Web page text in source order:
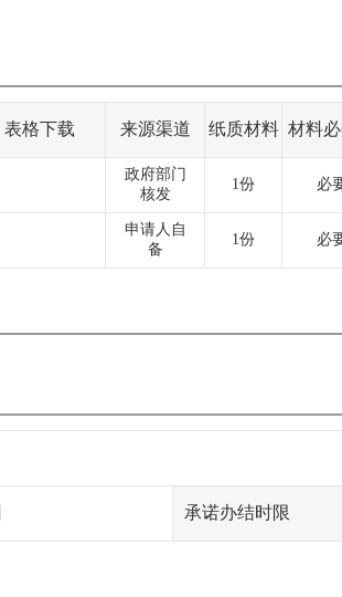
表格下载 来源渠道 纸质材料 材料
政府部门
核发
1份 必
申请人自
备
1份 必
承诺办结时限